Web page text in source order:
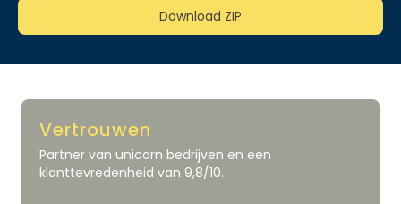
Download ZIP
Vertrouwen
Partner van unicorn bedrijven en een
klanttevredenheid van 9,8/10.